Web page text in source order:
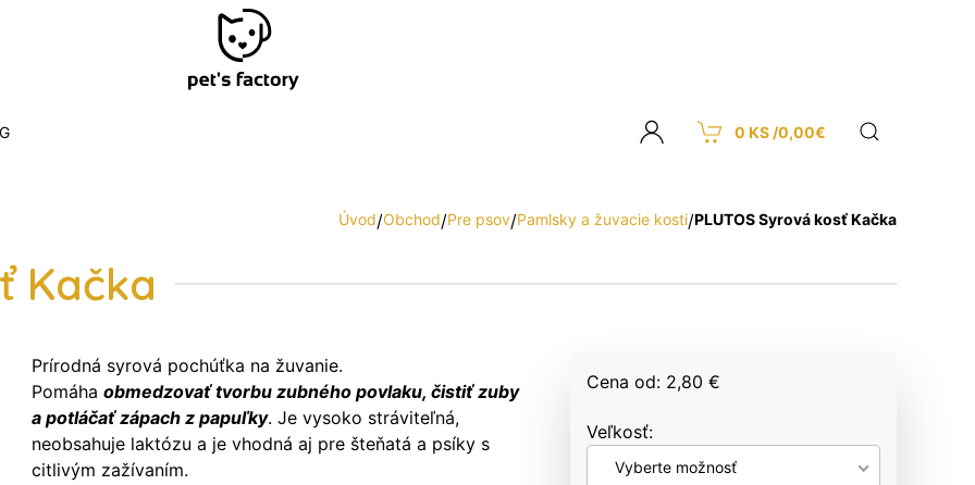
0 KS /0,00€
Úvod/Obchod/Pre psov/Pamlsky a žuvacie kosti/PLUTOS Syrová kosť Kačka
Kačka
Cena od: 2,80 €
Veľkosť
Vyberte možnosť
Prírodná syrová pochúťka na žuvanie.
Pomáha obmedzovať tvorbu zubného povlaku, čistiť zuby
a potláčať zápach z papuľky. Je vysoko stráviteľná,
neobsahuje laktózu a je vhodná aj pre šteňatá a psíky s
citlivým zažívaním.